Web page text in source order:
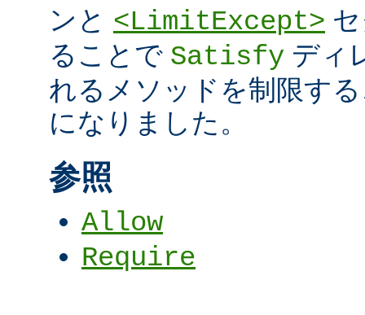
ンと <LimitExcept>
ることで Satisfy ディ
れるメソッドを制限す
になりました。
参照
Allow
Require